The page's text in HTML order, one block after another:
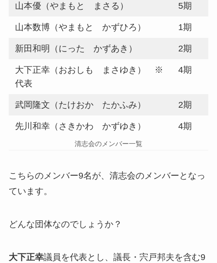
山本優（やまもと まさる） 5期
山本数博（やまもと かずひろ） 1期
新田和明（にった かずあき） 2期
大下正幸（おおしも まさゆき） ※
代表
4期
武岡隆文（たけおか たかふみ） 2期
先川和幸（さきかわ かずゆき） 4期
清志会のメンバー一覧
こちらのメンバー9名が、清志会のメンバーとなっ
ています。
どんな団体なのでしょうか？
大下正幸議員を代表とし、議長・宍戸邦夫を含む9